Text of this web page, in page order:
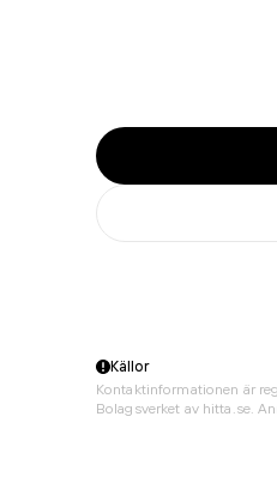
Källor
Kontaktinformationen är
Bolagsverket av hitta.se.